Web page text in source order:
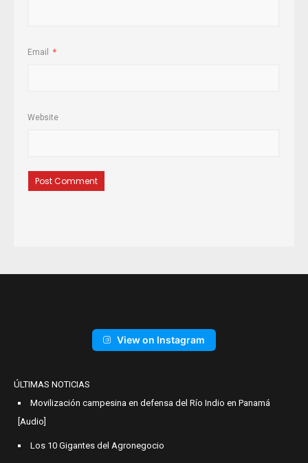
Email *
Website
View on Instagram
ÚLTIMAS NOTICIAS
Movilización campesina en defensa del Río Indio en Panamá
[Audio]
Los 10 Gigantes del Agronegocio